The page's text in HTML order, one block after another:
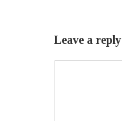
Leave a reply